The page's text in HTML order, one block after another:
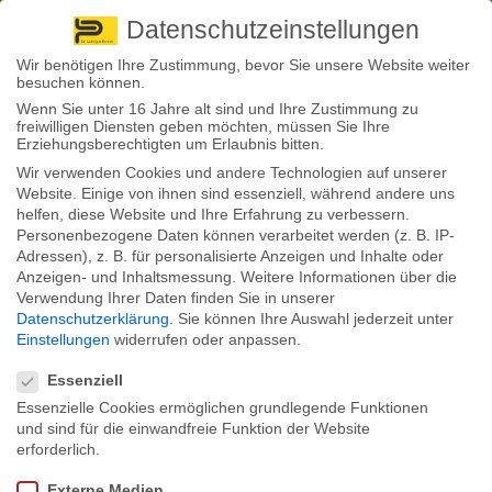
+ 49 3501 528571 |
Back to News
06
Mai
Stephan Fröhlich
Wenn der Chef die Hochzeit
zahlen muss
‚Wer krank ist, bleibt zuhause‘ – dieser Grundsatz findet nicht überall
Beachtung. Und das kann Folgen haben. So musste ein
Geschäftsführer die Kosten einer abgesagten Hochzeit übernehmen.
Wie es dazu kam.
August 2020: Der Geschäftsführer einer Firma kam aus seinem Italien-
Datenschutzeinstellungen
Wir benötigen Ihre Zustimmung, bevor Sie unsere Website weiter
besuchen können.
Wenn Sie unter 16 Jahre alt sind und Ihre Zustimmung zu
freiwilligen Diensten geben möchten, müssen Sie Ihre
Erziehungsberechtigten um Erlaubnis bitten.
Wir verwenden Cookies und andere Technologien auf unserer
Website. Einige von ihnen sind essenziell, während andere uns
helfen, diese Website und Ihre Erfahrung zu verbessern.
Personenbezogene Daten können verarbeitet werden (z. B. IP-
Adressen), z. B. für personalisierte Anzeigen und Inhalte oder
Anzeigen- und Inhaltsmessung. Weitere Informationen über die
Verwendung Ihrer Daten finden Sie in unserer
Datenschutzerklärung
Sie können Ihre Auswahl jederzeit unter
Einstellungen widerrufen oder anpassen.
Essenziell
Essenzielle Cookies ermöglichen grundlegende Funktionen
und sind für die einwandfreie Funktion der Website
erforderlich.